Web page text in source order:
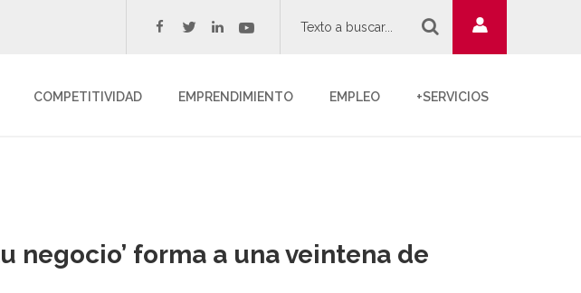
facebook
twitterlinkedinyoutube
COMPETITIVIDAD EMPRENDIMIENTO EMPLEO +SERVICIOS
negocio’ forma a una veintena de